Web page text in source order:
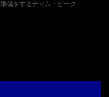
準備をするティム・ピーク